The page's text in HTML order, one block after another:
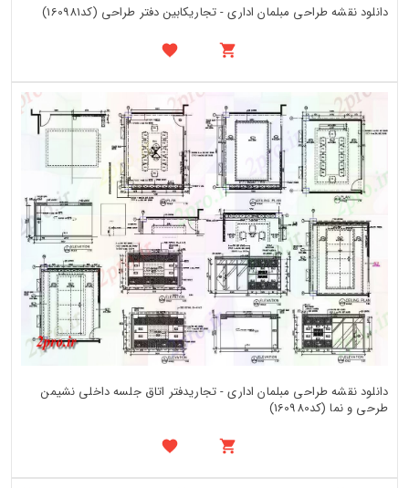
دانلود نقشه طراحی مبلمان اداری - تجاریکابین دفتر طراحی (کد160981)
دانلود نقشه طراحی مبلمان اداری - تجاریدفتر اتاق جلسه داخلی نشیمن
طرحی و نما (کد160980)